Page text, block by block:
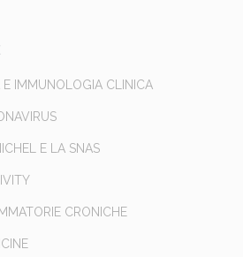
IMMUNOLOGIA CLINICA
E LA SNAS
CRONICHE